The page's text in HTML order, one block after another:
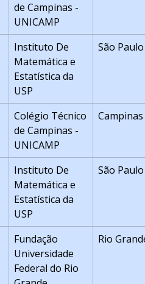
de Campinas -
UNICAMP
Instituto De
Matemática e
Estatística da
USP
São Paulo
Colégio Técnico
de Campinas -
UNICAMP
Campinas
Instituto De
Matemática e
Estatística da
USP
São Paulo
Fundação
Universidade
Federal do Rio
Rio